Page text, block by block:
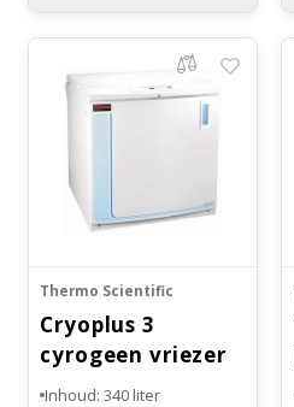
Thermo Scientific
Cryoplus 3
cyrogeen vriezer
Inhoud: 340 liter